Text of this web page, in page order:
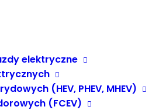
elektryczne
(HEV, PHEV, MHEV)
(FCEV)